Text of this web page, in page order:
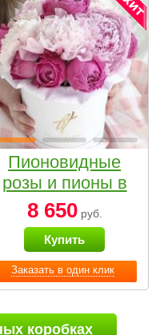
Заказать в один клик
Пионовидные
розы и пионы в
белой коробке
Small
8 650руб.
Купить
коробках